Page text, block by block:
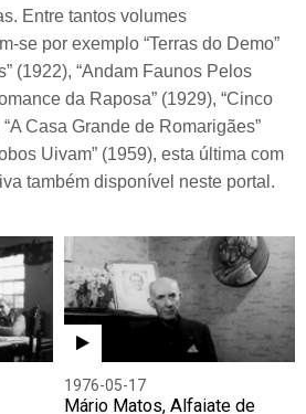
Entre tantos volumes
se por exemplo “Terras do Demo”
(1922), “Andam Faunos Pelos
da Raposa” (1929), “Cinco
Casa Grande de Romarigães”
Uivam” (1959), esta última com
também disponível neste portal.
1976-05-17
Mário Matos, Alfaiate de